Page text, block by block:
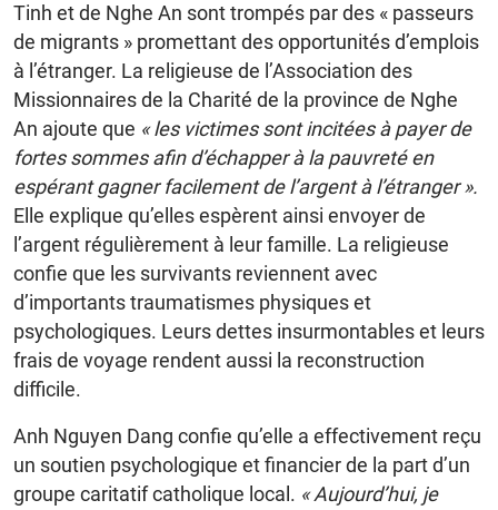
Tinh et de Nghe An sont trompés par des « passeurs
de migrants » promettant des opportunités d’emplois
à l’étranger. La religieuse de l’Association des
Missionnaires de la Charité de la province de Nghe
An ajoute que « les victimes sont incitées à payer de
fortes sommes afin d’échapper à la pauvreté en
espérant gagner facilement de l’argent à l’étranger ».
Elle explique qu’elles espèrent ainsi envoyer de
l’argent régulièrement à leur famille. La religieuse
confie que les survivants reviennent avec
d’importants traumatismes physiques et
psychologiques. Leurs dettes insurmontables et leurs
frais de voyage rendent aussi la reconstruction
difficile.
Anh Nguyen Dang confie qu’elle a effectivement reçu
un soutien psychologique et financier de la part d’un
groupe caritatif catholique local. « Aujourd’hui, je